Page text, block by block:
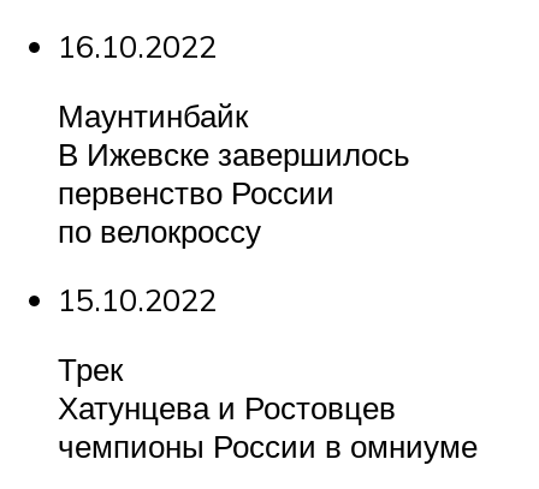
16.10.2022
Маунтинбайк
В Ижевске завершилось
первенство России
по велокроссу
15.10.2022
Трек
Хатунцева и Ростовцев
чемпионы России в омниуме